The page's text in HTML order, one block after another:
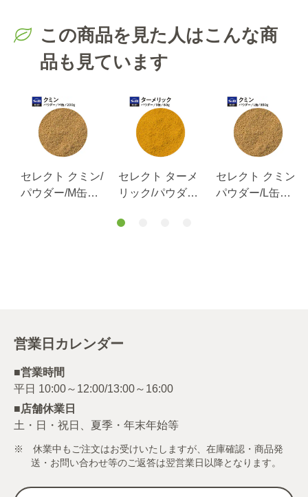
この商品を見た人はこんな商
品も見ています
セレクト クミン/
パウダー/M缶
セレクト ターメ
リック/パウダ
セレクト クミン/
パウダー/L缶
営業日カレンダー
■営業時間
■店舗休業日
土・日・祝日、夏季・年末年始等
※ 休業中もご注文はお受けいたしますが、在庫確認・商品発
送・お問い合わせ等のご返答は翌営業日以降となります。